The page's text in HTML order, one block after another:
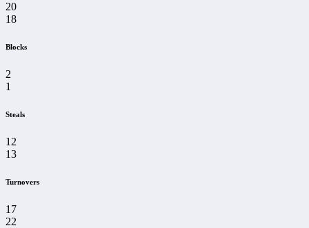
20
18
Blocks
2
1
Steals
12
13
Turnovers
17
22